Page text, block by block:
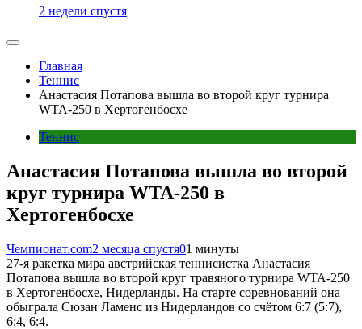
2 недели спустя
Главная
Теннис
Анастасия Потапова вышла во второй круг турнира
WTA-250 в Хертогенбосхе
Теннис
Анастасия Потапова вышла во второй
круг турнира WTA-250 в
Хертогенбосхе
Чемпионат.com2 месяца спустя01 минуты
27-я ракетка мира австрийская теннисистка Анастасия
Потапова вышла во второй круг травяного турнира WTA-250
в Хертогенбосхе, Нидерланды. На старте соревнований она
обыграла Сюзан Ламенс из Нидерландов со счётом 6:7 (5:7),
6:4, 6:4.